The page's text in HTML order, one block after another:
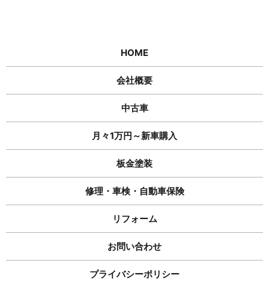
HOME
会社概要
中古車
月々1万円～新車購入
板金塗装
修理・車検・自動車保険
リフォーム
お問い合わせ
プライバシーポリシー